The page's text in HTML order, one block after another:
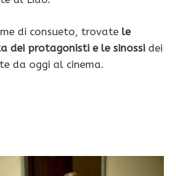
di consueto, trovate le
dei protagonisti e le sinossi dei
da oggi al cinema.